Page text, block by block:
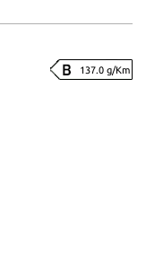
137.0 g/Km